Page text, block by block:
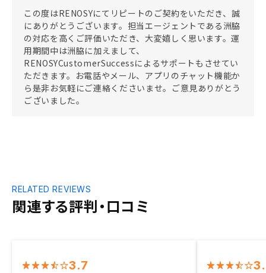
この度はRENOSYにてリピートのご契約をいただき、誠
にありがとうございます。担当エージェントである洲脇
の対応を高くご評価いただき、大変嬉しく思います。運
用期間中は洲脇に加えまして、
RENOSYCustomerSuccessによるサポートもさせてい
ただきます。お電話やメール、アプリのチャット機能か
ら是非お気軽にご連絡くださいませ。ご意見ありがとう
ございました。
関連する評判・口コミ
RELATED REVIEWS
3.7